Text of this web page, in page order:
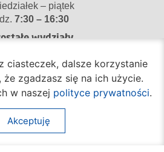
– piątek
7:30 – 16:30
wydziały
7:30 – 15:30
Na skróty:
ciasteczek, dalsze korzystanie
zgadzasz się na ich użycie.
w naszej polityce prywatności.
Akceptuję